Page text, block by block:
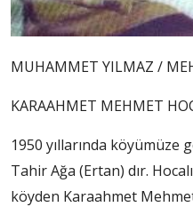
MUHAMMET YILMAZ /
KARAAHMET MEHMET
1950 yıllarında
Tahir Ağa (Ertan) dır.
köyden Karaahmet